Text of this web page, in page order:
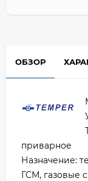
ОБЗОР
приварное
Назначение:
ГСМ, газовые